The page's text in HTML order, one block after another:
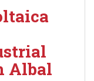
Albal